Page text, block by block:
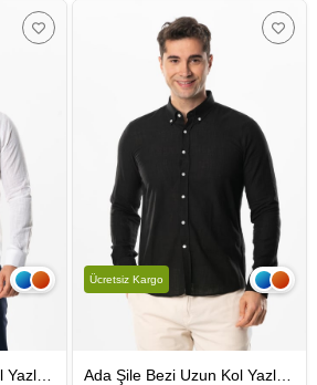
Ada Şile Bezi Uzun Kol Yazlık Erkek Gömlek Beyaz 3001 Ada Şile Bezi Uzun Kol Yazlık Erkek Gömlek Siyah 3003
Ücretsiz Kargo